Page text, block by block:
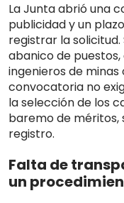
La Junta abrió una
publicidad y un
registrar la
abanico de
ingenieros de minas
convocatoria no
la selección de los
baremo de méritos,
registro.
Falta de
un